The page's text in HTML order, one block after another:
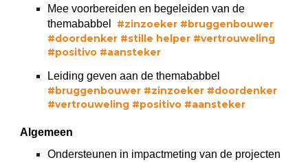
Mee voorbereiden en begeleiden van de
themababbel
#zinzoeker #bruggenbouwer
#doordenker #stille helper #vertrouweling
#positivo #aansteker
Leiding geven aan de themababbel
#bruggenbouwer #zinzoeker #doordenker
#vertrouweling #positivo #aansteker
Algemeen
Ondersteunen in impactmeting van de projecten